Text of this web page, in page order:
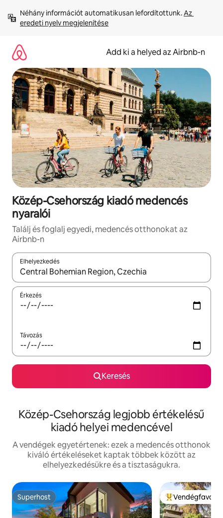
tartalomra
Néhány információt automatikusan lefordítottunk. Az
eredeti nyelv megjelenítése
Add ki a helyed az Airbnb-n
Közép-Csehország kiadó medencés
nyaralói
Találj és foglalj egyedi, medencés otthonokat az
Airbnb-n
Elhelyezkedés
Az eredmények között a felfelé és a lefelé nyíllal
Érkezés
Távozás
Keresés
Közép-Csehország legjobb értékelésű
kiadó helyei medencével
A vendégek egyetértenek: ezek a medencés otthonok
kiváló értékeléseket kaptak többek között az
elhelyezkedésükre és a tisztaságukra.
Superhost
Superhost Kiemelt
Vendégfavorit